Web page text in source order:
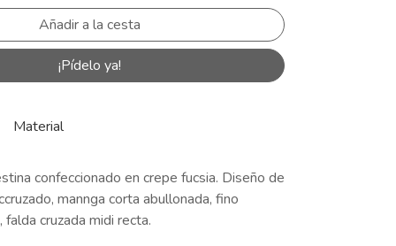
¡Pídelo ya!
Material
confeccionado en crepe fucsia. Diseño de
mannga corta abullonada, fino
cruzada midi recta.